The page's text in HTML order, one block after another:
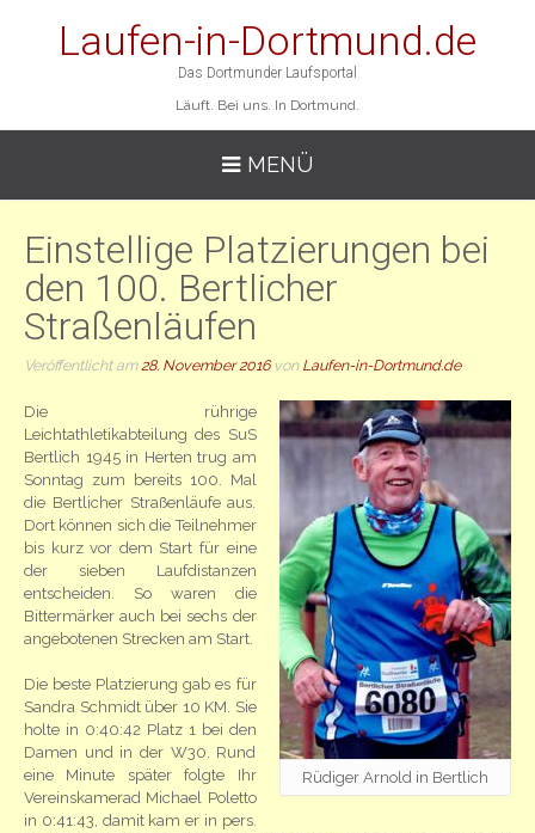
Laufen-in-Dortmund.de
Das Dortmunder Laufsportal
Läuft. Bei uns. In Dortmund.
MENÜ
Einstellige Platzierungen bei
den 100. Bertlicher
Straßenläufen
Veröffentlicht am28. November 2016von Laufen-in-Dortmund.de
Rüdiger Arnold in Bertlich
Die rührige
Leichtathletikabteilung des SuS
Bertlich 1945 in Herten trug am
Sonntag zum bereits 100. Mal
die Bertlicher Straßenläufe aus.
Dort können sich die Teilnehmer
bis kurz vor dem Start für eine
der sieben Laufdistanzen
entscheiden. So waren die
Bittermärker auch bei sechs der
angebotenen Strecken am Start.
Die beste Platzierung gab es für
Sandra Schmidt über 10 KM. Sie
holte in 0:40:42 Platz 1 bei den
Damen und in der W30. Rund
eine Minute später folgte Ihr
Vereinskamerad Michael Poletto
in 0:41:43, damit kam er in pers.